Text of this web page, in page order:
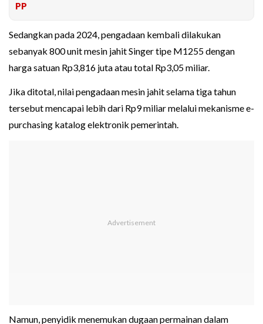
PP
Sedangkan pada 2024, pengadaan kembali dilakukan
sebanyak 800 unit mesin jahit Singer tipe M1255 dengan
harga satuan Rp3,816 juta atau total Rp3,05 miliar.
Jika ditotal, nilai pengadaan mesin jahit selama tiga tahun
tersebut mencapai lebih dari Rp9 miliar melalui mekanisme e-
purchasing katalog elektronik pemerintah.
Namun, penyidik menemukan dugaan permainan dalam